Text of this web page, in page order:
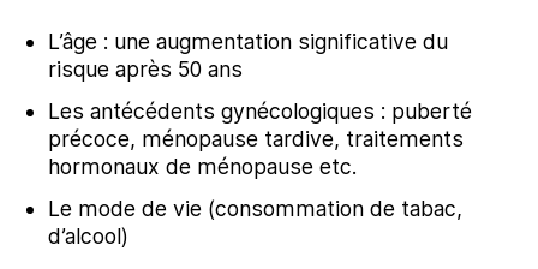
L’âge : une augmentation significative du
risque après 50 ans
Les antécédents gynécologiques : puberté
précoce, ménopause tardive, traitements
hormonaux de ménopause etc.
Le mode de vie (consommation de tabac,
d’alcool)